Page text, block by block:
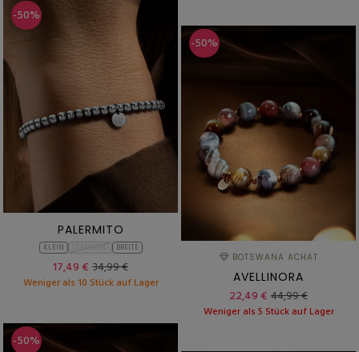
-50%
PALERMITO
KLEIN BREITE
17,49 € 34,99 €
Weniger als 10 Stück auf Lager
-50%
BOTSWANA ACHAT
AVELLINORA
22,49 € 44,99 €
Weniger als 5 Stück auf Lager
-50%